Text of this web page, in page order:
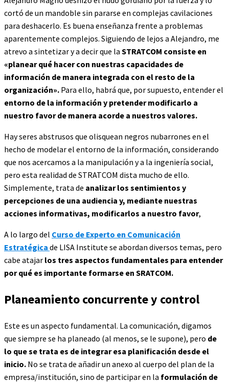
cortó de un mandoble sin pararse en complejas cavilaciones
para deshacerlo. Es buena enseñanza frente a problemas
aparentemente complejos. Siguiendo de lejos a Alejandro, me
atrevo a sintetizar y a decir que la STRATCOM consiste en
«planear qué hacer con nuestras capacidades de
información de manera integrada con el resto de la
organización». Para ello, habrá que, por supuesto, entender el
entorno de la información y pretender modificarlo a
nuestro favor de manera acorde a nuestros valores.
Hay seres abstrusos que olisquean negros nubarrones en el
hecho de modelar el entorno de la información, considerando
que nos acercamos a la manipulación y a la ingeniería social,
pero esta realidad de STRATCOM dista mucho de ello.
Simplemente, trata de analizar los sentimientos y
percepciones de una audiencia y, mediante nuestras
acciones informativas, modificarlos a nuestro favor,
A lo largo del Curso de Experto en Comunicación
Estratégica de LISA Institute se abordan diversos temas, pero
cabe atajar los tres aspectos fundamentales para entender
por qué es importante formarse en SRATCOM.
Planeamiento concurrente y control
Este es un aspecto fundamental. La comunicación, digamos
que siempre se ha planeado (al menos, se le supone), pero de
lo que se trata es de integrar esa planificación desde el
inicio. No se trata de añadir un anexo al cuerpo del plan de la
empresa/institución, sino de participar en la formulación de